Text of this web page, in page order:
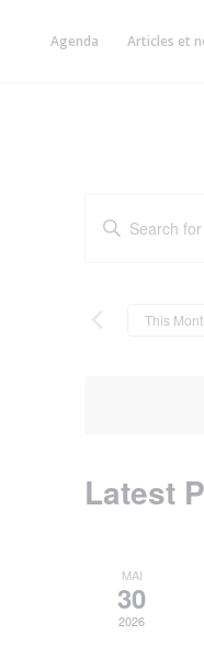
contentAgenda Articles et
Search
Enter
Keyword.
Events
This
Latest
MAI
30
2026